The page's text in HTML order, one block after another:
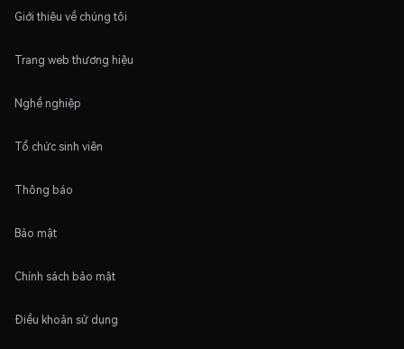
Giới thiệu về chúng tôi
Trang web thương hiệu
Nghề nghiệp
Tổ chức sinh viên
Thông báo
Bảo mật
Chính sách bảo mật
Điều khoản sử dụng